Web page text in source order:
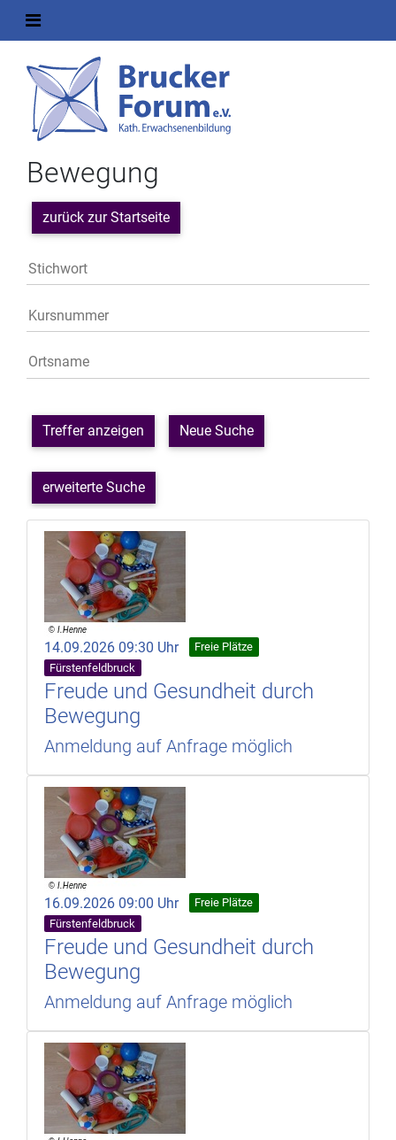
Bewegung
zurück zur Startseite
Treffer anzeigen Neue Suche
erweiterte Suche
14.09.2026 09:30 Uhr
Freie Plätze
Fürstenfeldbruck
Freude und Gesundheit durch
Bewegung
Anmeldung auf Anfrage möglich
16.09.2026 09:00 Uhr
Freie Plätze
Fürstenfeldbruck
Freude und Gesundheit durch
Bewegung
Anmeldung auf Anfrage möglich